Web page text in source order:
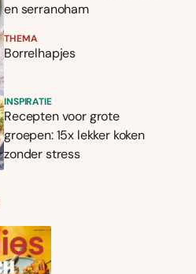
en serranoham
THEMA
Borrelhapjes
INSPIRATIE
Recepten voor grote
groepen: 15x lekker koken
zonder stress